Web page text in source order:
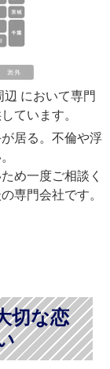
において専門
ています。
居る。不倫や浮
め一度ご相談く
専門会社です。
切な恋